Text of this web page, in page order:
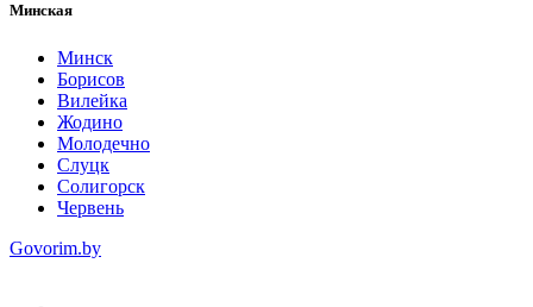
Минская
Минск
Борисов
Вилейка
Жодино
Молодечно
Слуцк
Солигорск
Червень
Govorim.by